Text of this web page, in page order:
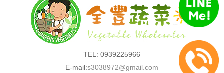
TEL: 0939225966
E-mail:s3038972@gmail.com